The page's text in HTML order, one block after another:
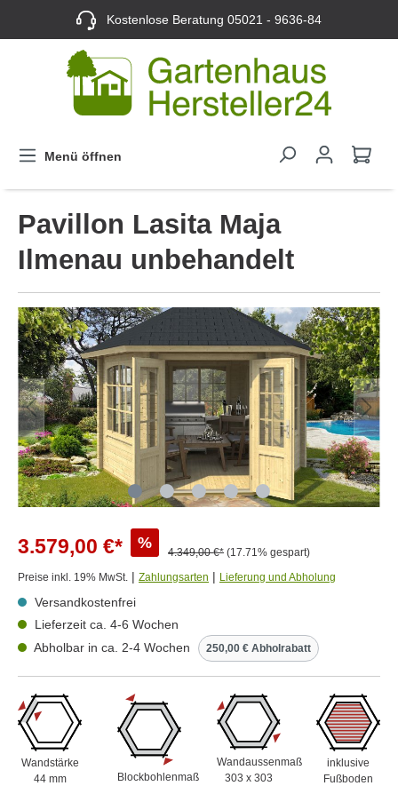
Kostenlose Beratung05021 - 9636-84
Menü öffnen
Pavillon Lasita Maja
Ilmenau unbehandelt
3.579,00 €* %
4.349,00 €* (17.71% gespart)
Preise inkl. 19% MwSt. | Zahlungsarten | Lieferung und Abholung
Versandkostenfrei
Lieferzeit ca. 4-6 Wochen
Abholbar in ca. 2-4 Wochen
250,00 € Abholrabatt
Wandstärke
44 mm
Blockbohlenmaß
Wandaussenmaß
303 x 303
inklusive
Fußboden